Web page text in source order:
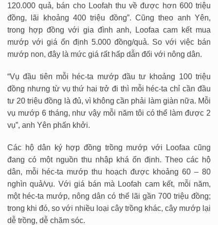
120.000 quả, bán cho Loofah thu về được hơn 600 triệu
đồng, lãi khoảng 400 triệu đồng”. Cũng theo anh Yên,
trong hợp đồng với gia đình anh, Loofaa cam kết mua
mướp với giá ổn định 5.000 đồng/quả. So với việc bán
mướp non, đây là mức giá rất hấp dẫn đối với nông dân.
“Vụ đầu tiên mỗi héc-ta mướp đầu tư khoảng 100 triệu
đồng nhưng từ vụ thứ hai trở đi thì mỗi héc-ta chỉ cần đầu
tư 20 triệu đồng là đủ, vì không cần phải làm giàn nữa. Mỗi
vụ mướp 6 tháng, như vậy mỗi năm tôi có thể làm được 2
vụ”, anh Yên phấn khởi.
Các hộ dân ký hợp đồng trồng mướp với Loofaa cũng
đang có một nguồn thu nhập khá ổn định. Theo các hộ
dân, mỗi héc-ta mướp thu hoạch được khoảng 60 – 80
nghìn quả/vụ. Với giá bán mà Loofah cam kết, mỗi năm,
một héc-ta mướp, nông dân có thể lãi gần 700 triệu đồng;
trong khi đó, so với nhiều loại cây trồng khác, cây mướp lại
dễ trồng, dễ chăm sóc.